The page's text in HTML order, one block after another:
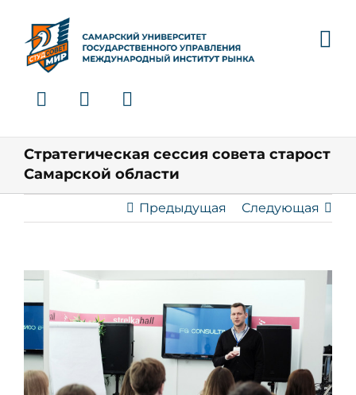
content
Стратегическая сессия совета старост
Самарской области
Предыдущая Следующая
View
Larger
Image